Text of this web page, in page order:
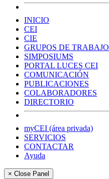
INICIO
CEI
CIE
GRUPOS DE TRABAJO
SIMPOSIUMS
PORTAL LUCES CEI
COMUNICACIÓN
PUBLICACIONES
COLABORADORES
DIRECTORIO
myCEI (área privada)
SERVICIOS
CONTACTAR
Ayuda
× Close Panel